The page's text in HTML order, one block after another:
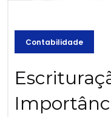
Contabilidade